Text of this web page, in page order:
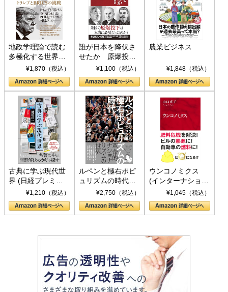
地政学理論で読む
多極化する世界：
トランプとBRICS
の挑戦
¥1,870（税込）
誰が日本を降伏さ
せたか 原爆投
下、ソ連参戦、そ
して聖断 (PHP新
書)
¥1,100（税込）
農業ビジネス
¥1,848（税込）
古典に学ぶ現代世
界 (日経プレミア
シリーズ)¥1,210（税込）
ルペンと極右ポピ
ュリズムの時代：
〈ヤヌス〉の二つ
の顔
¥2,750（税込）
ウンコノミクス
(インターナショナ
ル新書)¥1,045（税込）